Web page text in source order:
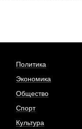
Политика
Экономика
Общество
Спорт
Культура